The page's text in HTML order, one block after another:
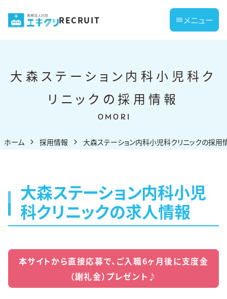
プ
RECRUIT メニュー
大森ステーション内科小児科ク
リニックの採用情報
OMORI
ホーム 採用情報 大森ステーション内科小児科クリニックの採用
大森ステーション内科小児
科クリニックの求人情報
本サイトから直接応募で、ご入職6ヶ月後に支度金
（謝礼金）プレゼント♪